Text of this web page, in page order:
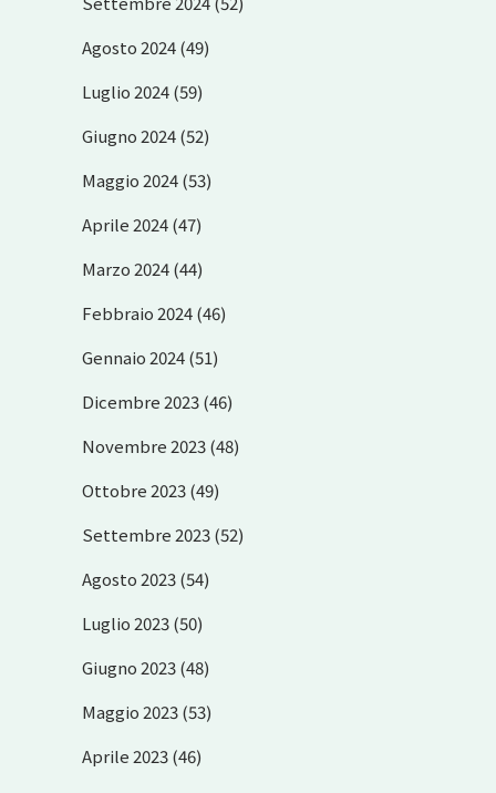
Agosto 2024(49)
Luglio 2024(59)
Giugno 2024(52)
Maggio 2024(53)
Aprile 2024(47)
Marzo 2024(44)
Febbraio 2024(46)
Gennaio 2024(51)
Dicembre 2023(46)
Novembre 2023(48)
Ottobre 2023(49)
Settembre 2023(52)
Agosto 2023(54)
Luglio 2023(50)
Giugno 2023(48)
Maggio 2023(53)
Aprile 2023(46)